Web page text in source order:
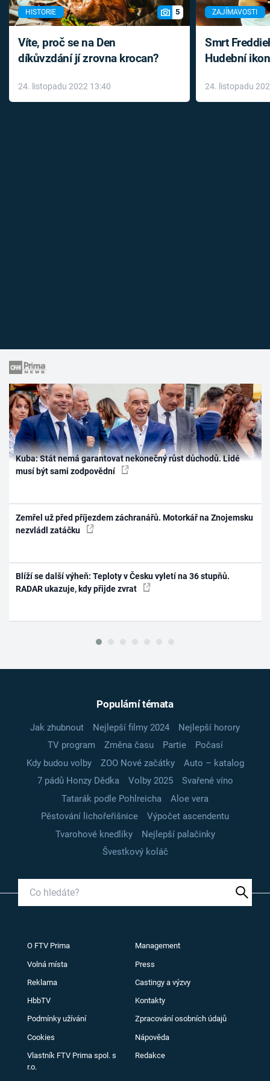
HISTORIE 5
Víte, proč se na Den
díkůvzdání jí zrovna krocan?
24. listopadu 2022 13:40
ZAJÍMAVOSTI
Smrt
Hudební
léky
24. listopadu
Kuba: Stát nemá garantovat nekonečný růst důchodů. Lidé
musí být sami zodpovědní
Zemřel už před příjezdem záchranářů. Motorkář na Znojemsku
nezvládl zatáčku
Blíží se další výheň: Teploty v Česku vyletí na 36 stupňů.
RADAR ukazuje, kdy přijde zvrat
Populární témata
Jak zhubnout Nejlepší filmy 2024
Nejlepší horory
TV program
Změna času Partie
Počasí
Kdy budou volby
ZOO Nové začátky
Auto – katalog
7 pádů Honzy Dědka
Volby 2025
Svařené víno
Tatarák podle Pohlreicha
Aloe vera
Pěstování lichořeřišnice
Výpočet ascendentu
Tvarohové knedlíky
Nejlepší palačinky
Švestkový koláč
O FTV Prima Management
Volná místa Press
Reklama Castingy a výzvy
HbbTV Kontakty
Podmínky užívání Zpracování osobních údajů
Cookies Nápověda
Vlastník FTV Prima spol. s
r.o.
Redakce